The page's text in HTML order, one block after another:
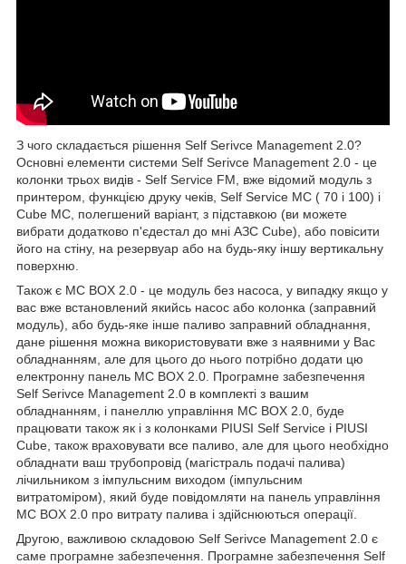
З чого складається рішення Self Serivce Management 2.0?
Основні елементи системи Self Serivce Management 2.0 - це
колонки трьох видів - Self Service FM, вже відомий модуль з
принтером, функцією друку чеків, Self Service MC ( 70 і 100) і
Cube MC, полегшений варіант, з підставкою (ви можете
вибрати додатково п'єдестал до мні АЗС Cube), або повісити
його на стіну, на резервуар або на будь-яку іншу вертикальну
поверхню.
Також є MC BOX 2.0 - це модуль без насоса, у випадку якщо у
вас вже встановлений якийсь насос або колонка (заправний
модуль), або будь-яке інше паливо заправний обладнання,
дане рішення можна використовувати вже з наявними у Вас
обладнанням, але для цього до нього потрібно додати цю
електронну панель MC BOX 2.0. Програмне забезпечення
Self Serivce Management 2.0 в комплекті з вашим
обладнанням, і панеллю управління MC BOX 2.0, буде
працювати також як і з колонками PIUSI Self Service і PIUSI
Cube, також враховувати все паливо, але для цього необхідно
обладнати ваш трубопровід (магістраль подачі палива)
лічильником з імпульсним виходом (імпульсним
витратоміром), який буде повідомляти на панель управління
MC BOX 2.0 про витрату палива і здійснюються операції.
Другою, важливою складовою Self Serivce Management 2.0 є
саме програмне забезпечення. Програмне забезпечення Self